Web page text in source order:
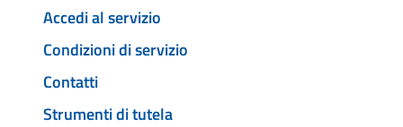
Accedi al servizio
Condizioni di servizio
Contatti
Strumenti di tutela